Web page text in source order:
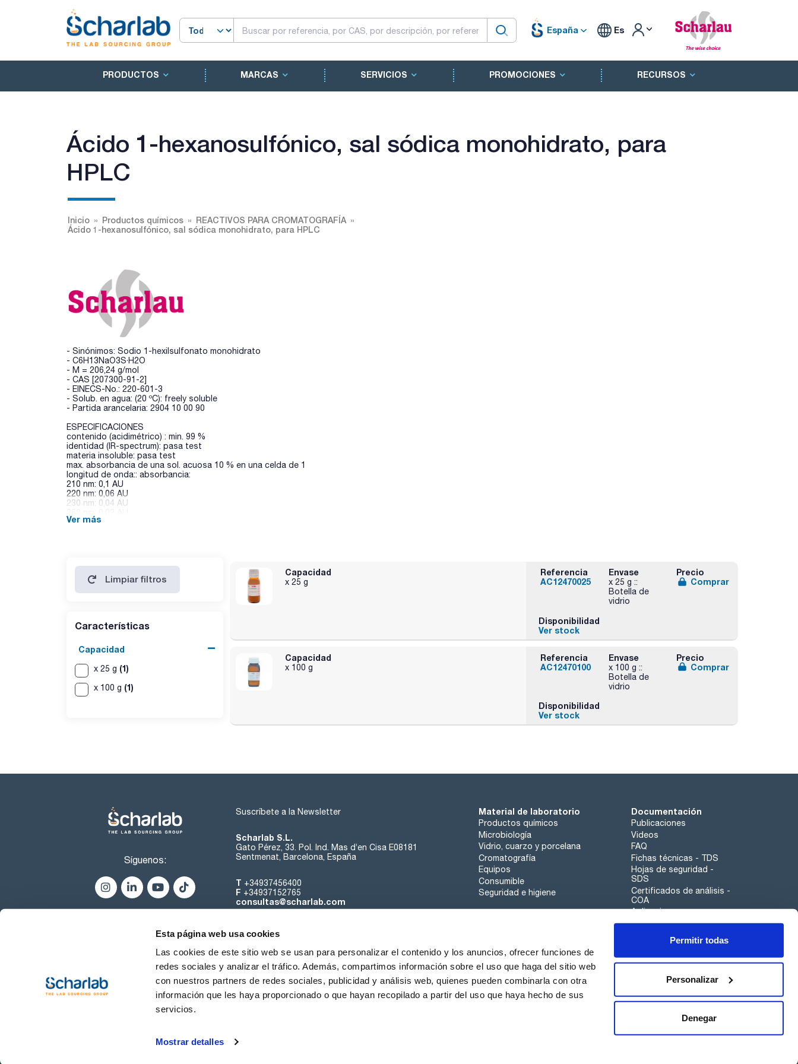
Esta página web usa cookies
Las cookies de este sitio web se usan para personalizar el contenido y los anuncios, ofrecer funciones de
redes sociales y analizar el tráfico. Además, compartimos información sobre el uso que haga del sitio web
con nuestros partners de redes sociales, publicidad y análisis web, quienes pueden combinarla con otra
información que les haya proporcionado o que hayan recopilado a partir del uso que haya hecho de sus
servicios.
Mostrar detalles
Permitir todas
Personalizar
Denegar
España Es
PRODUCTOS MARCAS SERVICIOS PROMOCIONES RECURSOS
Ácido 1-hexanosulfónico, sal sódica monohidrato, para
HPLC
Inicio Productos químicos
REACTIVOS PARA CROMATOGRAFÍA
Ácido 1-hexanosulfónico, sal sódica monohidrato, para HPLC
- Sinónimos: Sodio 1-hexilsulfonato monohidrato
- C6H13NaO3S·H2O
- M = 206,24 g/mol
- CAS [207300-91-2]
- EINECS-No.: 220-601-3
- Solub. en agua: (20 ºC): freely soluble
- Partida arancelaria: 2904 10 00 90
ESPECIFICACIONES
contenido (acidimétrico) : min. 99 %
identidad (IR-spectrum): pasa test
materia insoluble: pasa test
max. absorbancia de una sol. acuosa 10 % en una celda de 1
longitud de onda:: absorbancia:
210 nm: 0,1 AU
220 nm: 0,06 AU
230 nm: 0,04 AU
Ver más
Limpiar filtros
Características
Capacidad
x 25 g (1)
x 100 g (1)
Capacidad
x 25 g
Referencia
AC12470025
Envase
x 25 g ::
Botella de
vidrio
Precio
Comprar
Disponibilidad
Ver stock
Capacidad
x 100 g
Referencia
AC12470100
Envase
x 100 g ::
Botella de
vidrio
Precio
Comprar
Disponibilidad
Ver stock
Síguenos:
Suscríbete a la Newsletter
Scharlab S.L.
Gato Pérez, 33. Pol. Ind. Mas d’en Cisa E08181
Sentmenat, Barcelona, España
T +34937456400
F +34937152765
consultas@scharlab.com
Material de laboratorio
Productos químicos
Microbiología
Vidrio, cuarzo y porcelana
Cromatografía
Equipos
Consumible
Seguridad e higiene
Documentación
Publicaciones
Videos
FAQ
Fichas técnicas - TDS
Hojas de seguridad -
SDS
Certificados de análisis -
COA
Aplicaciones
Tabla Periódica
Canal de denuncias
Sobre nosotros Contacta Noticias Trabaja con nosotros
Condiciones de uso